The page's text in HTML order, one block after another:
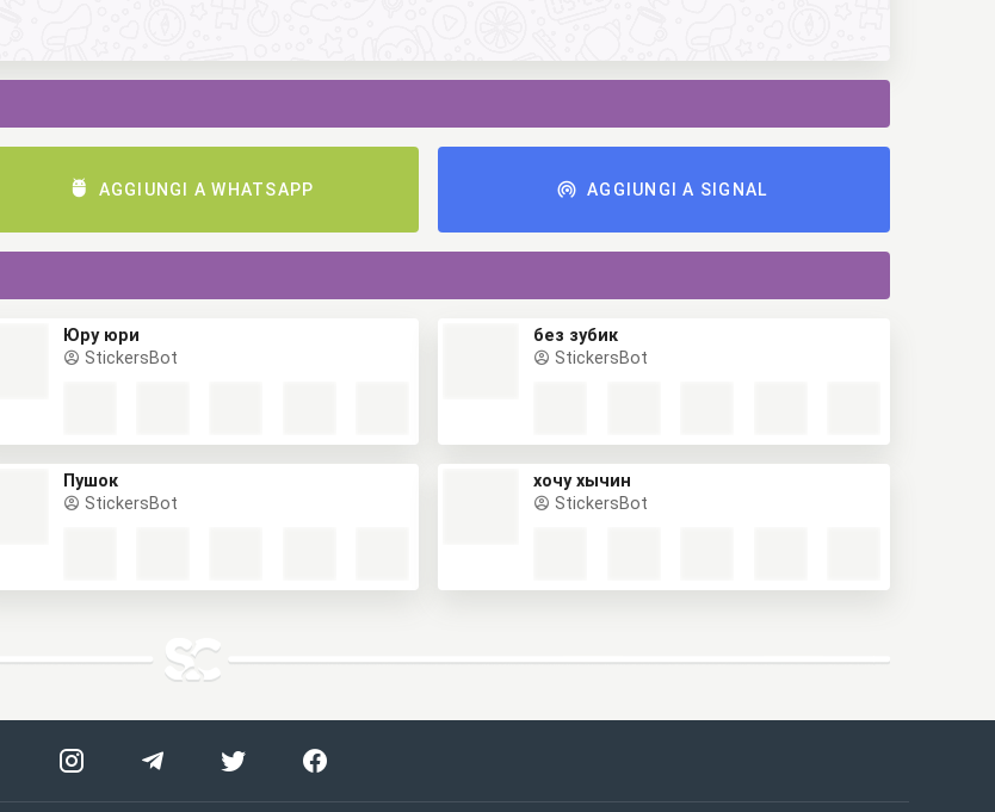
AGGIUNGI A WHATSAPP AGGIUNGI A SIGNAL
Юру юри
StickersBot
без зубик
StickersBot
Пушок
StickersBot
хочу хычин
StickersBot